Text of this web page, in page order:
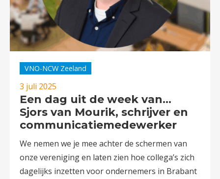
VNO-NCW Zeeland
3 juli 2025
Een dag uit de week van…
Sjors van Mourik, schrijver en
communicatiemedewerker
We nemen we je mee achter de schermen van
onze vereniging en laten zien hoe collega’s zich
dagelijks inzetten voor ondernemers in Brabant